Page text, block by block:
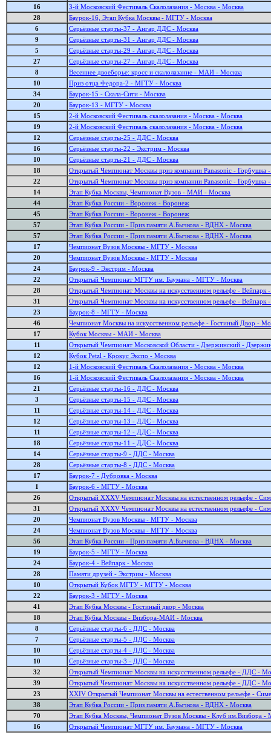
16
3-й Московский Фестиваль Cкалолазания - Москва - Москва
28
Баурок-16, Этап Кубка Москвы - МГТУ - Москва
6
Серьёзные старты-37 - Ангар ДДС - Москва
9
Серьёзные старты-31 - Ангар ДДС - Москва
5
Серьёзные старты-29 - Ангар ДДС - Москва
27
Серьёзные старты-27 - Ангар ДДС - Москва
8
Весеннее двоеборье: кросс и скалолазание - МАИ - Москва
10
Приз отца Федора-2 - МГТУ - Москва
34
Баурок-15 - Скала-Сити - Москва
20
Баурок-13 - МГТУ - Москва
15
2-й Московский Фестиваль скалолазания - Москва - Москва
19
2-й Московский Фестиваль скалолазания - Москва - Москва
12
Серьёзные старты-25 - ДДС - Москва
16
Серьёзные старты-22 - Экстрим - Москва
10
Серьёзные старты-21 - ДДС - Москва
18
Открытый Чемпионат Москвы приз компании Panasonic - Горбушка
22
Открытый Чемпионат Москвы приз компании Panasonic - Горбушка
14
Этап Кубка Москвы, Чемпионат Вузов - МАИ - Москва
44
Этап Кубка России - Воронеж - Воронеж
45
Этап Кубка России - Воронеж - Воронеж
57
Этап Кубка России - Приз памяти А.Бычкова - ВДНХ - Москва
57
Этап Кубка России - Приз памяти А.Бычкова - ВДНХ - Москва
17
Чемпионат Вузов Москвы - МГТУ - Москва
20
Чемпионат Вузов Москвы - МГТУ - Москва
24
Баурок-9 - Экстрим - Москва
22
Открытый Чемпионат МГТУ им. Баумана - МГТУ - Москва
28
Открытый Чемпионат Москвы на искусственном рельефе - Вейпарк
31
Открытый Чемпионат Москвы на искусственном рельефе - Вейпарк
23
Баурок-8 - МГТУ - Москва
46
Чемпионат Москвы на искусственном рельефе - Гостиный Двор -
17
Кубок Москвы - МАИ - Москва
11
Открытый Чемпионат Московской Области - Дзержинский -
12
Кубок Petzl - Крокус Экспо - Москва
12
1-й Московский Фестиваль Скалолазания - Москва - Москва
16
1-й Московский Фестиваль Скалолазания - Москва - Москва
21
Серьёзные старты-16 - ДДС - Москва
3
Серьёзные старты-15 - ДДС - Москва
11
Серьёзные старты-14 - ДДС - Москва
12
Серьёзные старты-13 - ДДС - Москва
11
Серьёзные старты-12 - ДДС - Москва
18
Серьёзные старты-11 - ДДС - Москва
14
Серьёзные старты-9 - ДДС - Москва
28
Серьёзные старты-8 - ДДС - Москва
17
Баурок-7 - Дубровка - Москва
1
Баурок-6 - МГТУ - Москва
26
Открытый XXXV Чемпионат Москвы на естественном рельефе -
31
Открытый XXXV Чемпионат Москвы на естественном рельефе -
20
Чемпионат Вузов Москвы - МГТУ - Москва
24
Чемпионат Вузов Москвы - МГТУ - Москва
56
Этап Кубка России - Приз памяти А.Бычкова - ВДНХ - Москва
19
Баурок-5 - МГТУ - Москва
24
Баурок-4 - Вейпарк - Москва
28
Памяти друзей - Экстрим - Москва
10
Открытый Кубок МГТУ - МГТУ - Москва
22
Баурок-3 - МГТУ - Москва
41
Этап Кубка Москвы - Гостиный двор - Москва
18
Этап Кубка Москвы - Визбора-МАИ - Москва
8
Серьёзные старты-6 - ДДС - Москва
7
Серьёзные старты-5 - ДДС - Москва
10
Серьёзные старты-4 - ДДС - Москва
10
Серьёзные старты-3 - ДДС - Москва
32
Открытый Чемпионат Москвы на искусственном рельефе - ДДС -
39
Открытый Чемпионат Москвы на искусственном рельефе - ДДС -
23
XXIV Открытый Чемпионат Москвы на естественном рельефе -
38
Этап Кубка России - Приз памяти А.Бычкова - ВДНХ - Москва
70
Этап Кубка Москвы, Чемпионат Вузов Москвы - Клуб им.Визбора -
16
Открытый Чемпионат МГТУ им. Баумана - МГТУ - Москва